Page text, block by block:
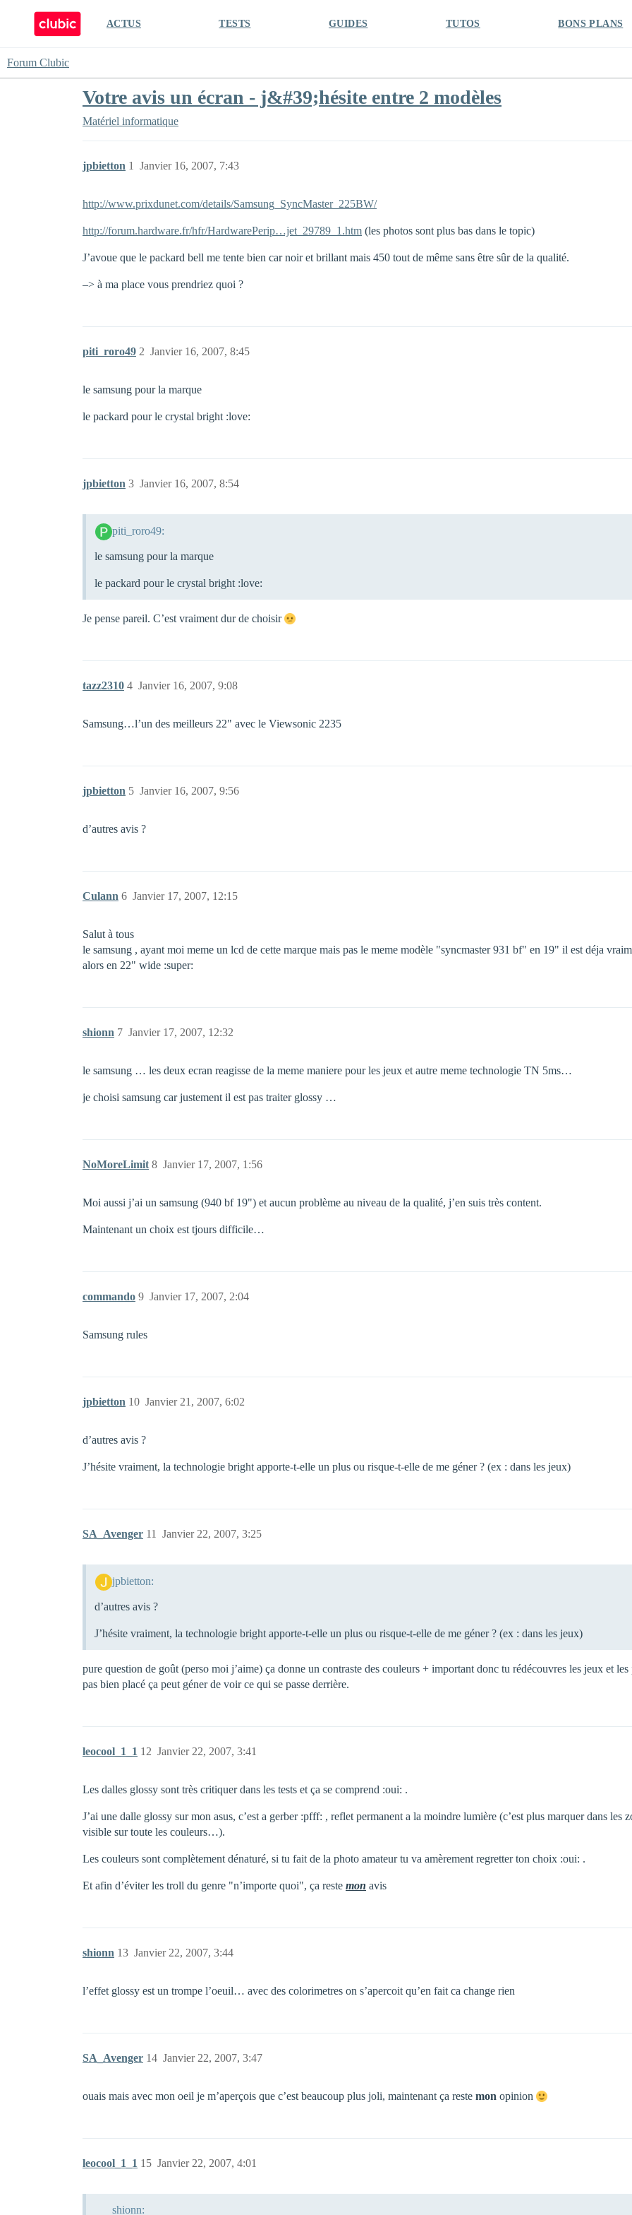
ACTUS TESTS GUIDES TUTOS BONS PLANS
Forum Clubic
Votre avis un écran - j&#39;hésite entre 2 modèles
Matériel informatique
jpbietton Janvier 16, 2007, 7:43
1
http://www.prixdunet.com/details/Samsung_SyncMaster_225BW/
http://forum.hardware.fr/hfr/HardwarePerip…jet_29789_1.htm (les photos sont plus bas dans le topic)
J’avoue que le packard bell me tente bien car noir et brillant mais 450 tout de même sans être sûr de la qualité.
–> à ma place vous prendriez quoi ?
piti_roro49 Janvier 16, 2007, 8:45
2
le samsung pour la marque
le packard pour le crystal bright :love:
jpbietton Janvier 16, 2007, 8:54
3
piti_roro49:
le samsung pour la marque
le packard pour le crystal bright :love:
Je pense pareil. C’est vraiment dur de choisir
tazz2310 Janvier 16, 2007, 9:08
4
Samsung…l’un des meilleurs 22" avec le Viewsonic 2235
jpbietton Janvier 16, 2007, 9:56
5
d’autres avis ?
Culann Janvier 17, 2007, 12:15
6
Salut à tous
le samsung , ayant moi meme un lcd de cette marque mais pas le meme modèle "syncmaster 931 bf" en 19" il est déja
alors en 22" wide :super:
shionn Janvier 17, 2007, 12:32
7
le samsung … les deux ecran reagisse de la meme maniere pour les jeux et autre meme technologie TN 5ms…
je choisi samsung car justement il est pas traiter glossy …
NoMoreLimit Janvier 17, 2007, 1:56
8
Moi aussi j’ai un samsung (940 bf 19") et aucun problème au niveau de la qualité, j’en suis très content.
Maintenant un choix est tjours difficile…
commando Janvier 17, 2007, 2:04
9
Samsung rules
jpbietton Janvier 21, 2007, 6:02
10
d’autres avis ?
J’hésite vraiment, la technologie bright apporte-t-elle un plus ou risque-t-elle de me géner ? (ex : dans les jeux)
SA_Avenger Janvier 22, 2007, 3:25
11
jpbietton:
d’autres avis ?
J’hésite vraiment, la technologie bright apporte-t-elle un plus ou risque-t-elle de me géner ? (ex : dans les jeux)
pure question de goût (perso moi j’aime) ça donne un contraste des couleurs + important donc tu rédécouvres les jeux et
pas bien placé ça peut géner de voir ce qui se passe derrière.
leocool_1_1 Janvier 22, 2007, 3:41
12
Les dalles glossy sont très critiquer dans les tests et ça se comprend :oui: .
J’ai une dalle glossy sur mon asus, c’est a gerber :pfff: , reflet permanent a la moindre lumière (c’est plus marquer dans les
visible sur toute les couleurs…).
Les couleurs sont complètement dénaturé, si tu fait de la photo amateur tu va amèrement regretter ton choix :oui: .
Et afin d’éviter les troll du genre "n’importe quoi", ça reste mon avis
shionn Janvier 22, 2007, 3:44
13
l’effet glossy est un trompe l’oeuil… avec des colorimetres on s’apercoit qu’en fait ca change rien
SA_Avenger Janvier 22, 2007, 3:47
14
ouais mais avec mon oeil je m’aperçois que c’est beaucoup plus joli, maintenant ça reste mon opinion
leocool_1_1 Janvier 22, 2007, 4:01
15
shionn: